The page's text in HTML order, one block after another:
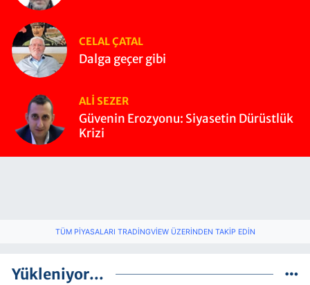
CELAL ÇATAL
Dalga geçer gibi
ALI SEZER
Güvenin Erozyonu: Siyasetin Dürüstlük
Krizi
TÜM PIYASALARI TRADINGVIEW ÜZERINDEN TAKIP EDIN
Yükleniyor...